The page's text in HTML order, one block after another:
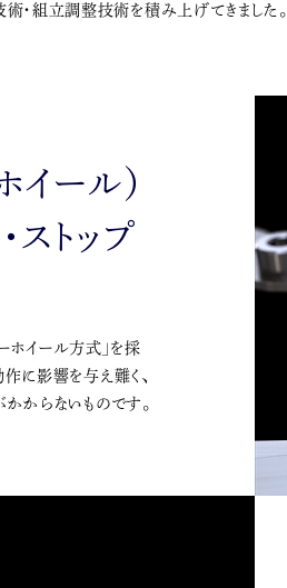
・組立調整技術を積み上げてきました。
イール）
トップ
ホイール方式」を採
に影響を与え難く、
からないものです。